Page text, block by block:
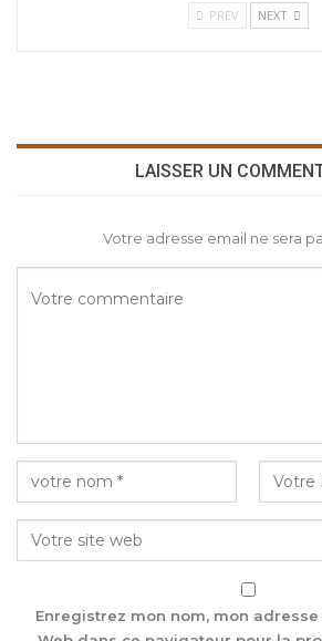
PREV NEXT
LAISSER UN
Votre adresse email ne sera
Enregistrez mon nom, mon